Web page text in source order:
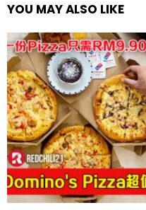
YOU MAY ALSO LIKE